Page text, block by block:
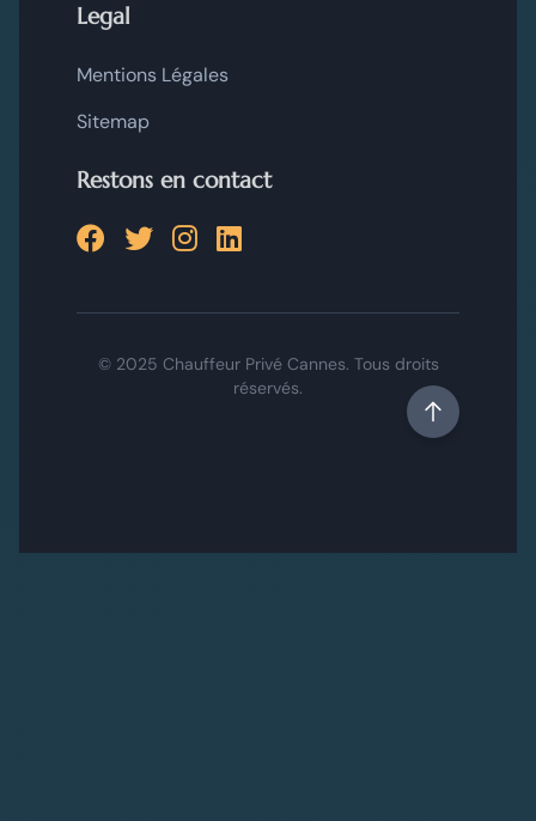
Legal
Mentions Légales
Sitemap
Restons en contact
© 2025 Chauffeur Privé Cannes. Tous droits
réservés.